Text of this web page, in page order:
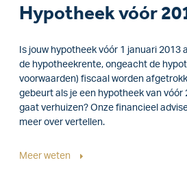
Hypotheek vóór
Is jouw hypotheek vóór 1 januari 2013
de hypotheekrente, ongeacht de
voorwaarden) fiscaal worden
gebeurt als je een hypotheek van vóór
gaat verhuizen? Onze financieel
meer over vertellen.
Meer weten